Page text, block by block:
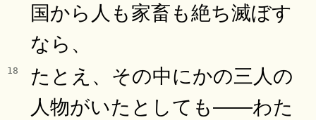
国から人も家畜も絶ち滅ぼす
なら、
18
たとえ、その中にかの三人の
人物がいたとしても――わた